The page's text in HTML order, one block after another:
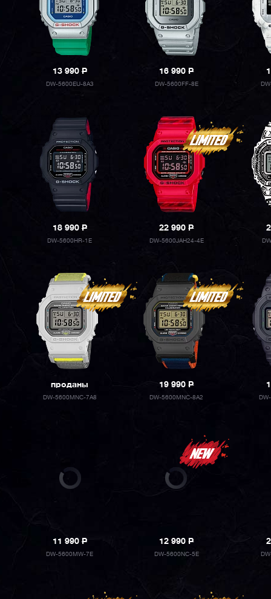
13 990P
DW-5600EU-8A3
16 990P
DW-5600FF-8E
18 990P
DW-5600HR-1E
22 990P
DW-5600JAH24-4E
проданы
DW-5600MNC-7A8
19 990P
DW-5600MNC-8A2
11 990P
DW-5600MW-7E
12 990P
DW-5600NC-5E